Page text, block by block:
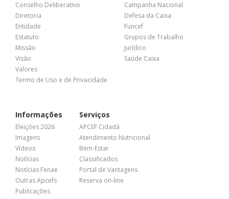
Conselho Deliberativo
Diretoria
Entidade
Estatuto
Missão
Visão
Valores
Termo de Uso e de Privacidade
Campanha Nacional
Defesa da Caixa
Funcef
Grupos de Trabalho
Jurídico
Saúde Caixa
Informações
Eleições 2026
Imagens
Vídeos
Notícias
Notícias Fenae
Outras Apcefs
Publicações
Serviços
APCEF Cidadã
Atendimento Nutricional
Bem-Estar
Classificados
Portal de Vantagens
Reserva on-line